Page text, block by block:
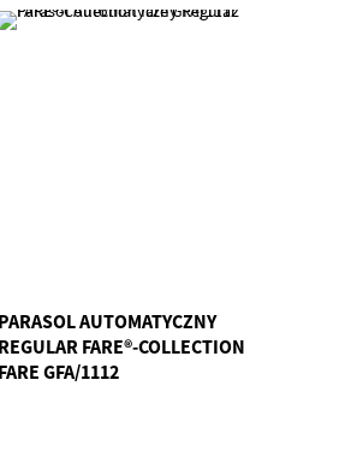
PARASOL AUTOMATYCZNY
REGULAR FARE®-COLLECTION
FARE GFA/1112